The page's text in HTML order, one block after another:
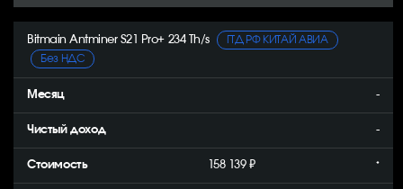
Bitmain Antminer S21 Pro+ 234 Th/s
ГТД РФ КИТАЙ АВИА
Без НДС
-
-
158 139 ₽ *